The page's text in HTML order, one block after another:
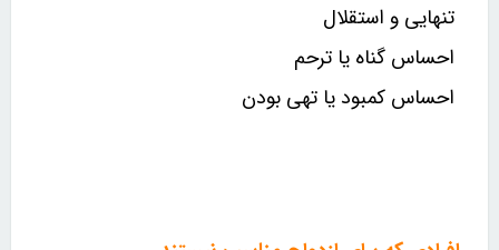
تنهایی و استقلال
احساس گناه یا ترحم
احساس کمبود یا تهی بودن